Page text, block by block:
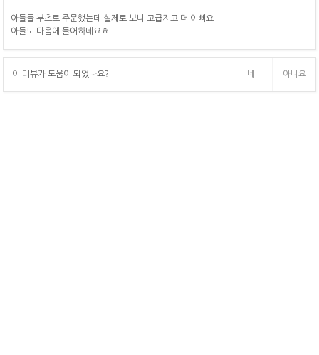
아들들 부츠로 주문했는데 실제로 보니 고급지고 더 이뻐요
아들도 마음에 들어하네요ㅎ
이 리뷰가 도움이 되었나요? 네 아니요